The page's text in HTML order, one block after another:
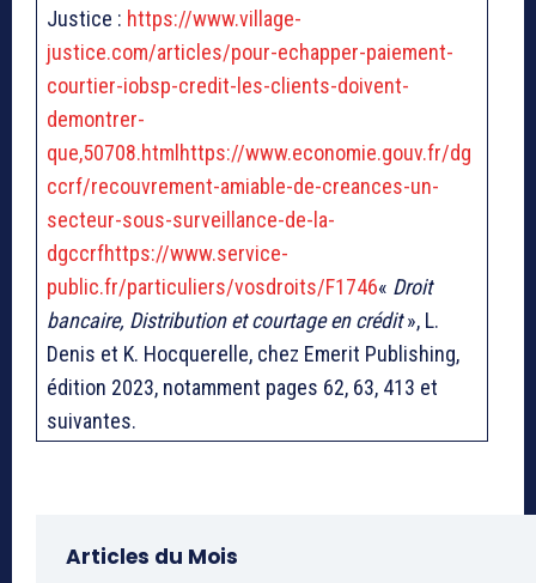
Justice : https://www.village-
justice.com/articles/pour-echapper-paiement-
courtier-iobsp-credit-les-clients-doivent-
demontrer-
que,50708.html https://www.economie.gouv.fr/dg
ccrf/recouvrement-amiable-de-creances-un-
secteur-sous-surveillance-de-la-
dgccrfhttps://www.service-
public.fr/particuliers/vosdroits/F1746« Droit
bancaire, Distribution et courtage en crédit», L.
Denis et K. Hocquerelle, chez Emerit Publishing,
édition 2023, notamment pages 62, 63, 413 et
suivantes.
Articles du Mois